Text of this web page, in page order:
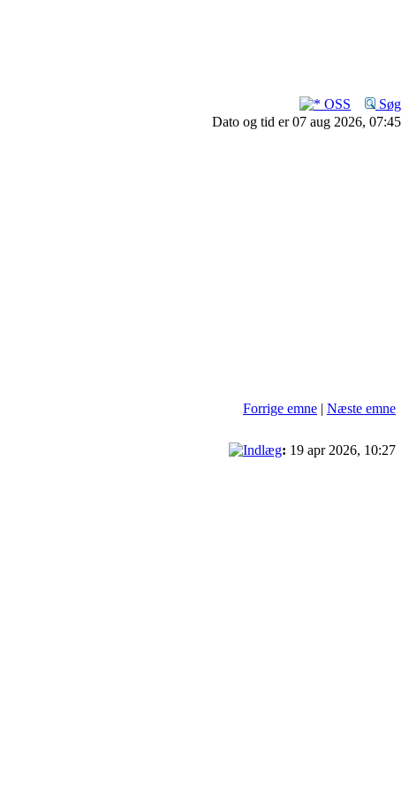
OSS
Søg
Dato og tid er 07 aug 2026, 07:45
Forrige emne | Næste emne
: 19 apr 2026, 10:27